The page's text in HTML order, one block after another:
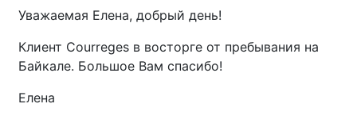
Уважаемая Елена, добрый день!
Клиент Courreges в восторге от пребывания на
Байкале. Большое Вам спасибо!
Елена